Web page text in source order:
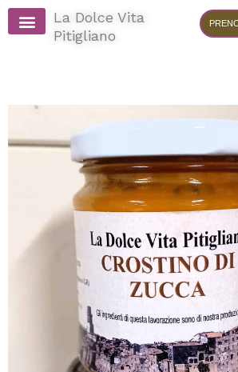
Vai
contenuto
La Dolce Vita
Pitigliano